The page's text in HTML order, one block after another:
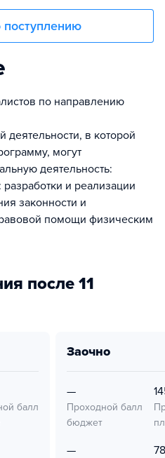
поступлению
по направлению
деятельности, в которой
могут
деятельность:
и реализации
законности и
помощи физическим
после 11
балл
заочно
—
Проходной балл
бюджет
— 78